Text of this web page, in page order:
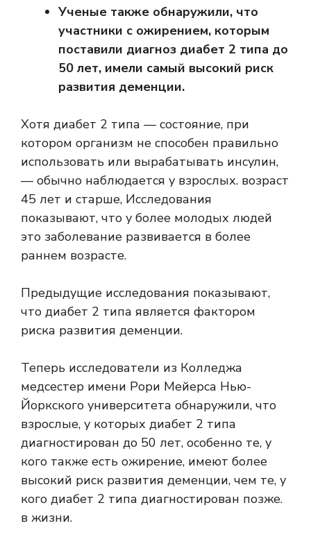
Ученые также обнаружили, что
участники с ожирением, которым
поставили диагноз диабет 2 типа до
50 лет, имели самый высокий риск
развития деменции.
Хотя диабет 2 типа — состояние, при
котором организм не способен правильно
использовать или вырабатывать инсулин,
— обычно наблюдается у взрослых. возраст
45 лет и старше, Исследования
показывают, что у более молодых людей
это заболевание развивается в более
раннем возрасте.
Предыдущие исследования показывают,
что диабет 2 типа является фактором
риска развития деменции.
Теперь исследователи из Колледжа
медсестер имени Рори Мейерса Нью-
Йоркского университета обнаружили, что
взрослые, у которых диабет 2 типа
диагностирован до 50 лет, особенно те, у
кого также есть ожирение, имеют более
высокий риск развития деменции, чем те, у
кого диабет 2 типа диагностирован позже.
в жизни.